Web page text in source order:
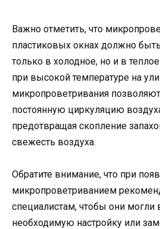
Важно отметить, что
пластиковых окнах должно
только в холодное, но и в
при высокой температуре на
микропроветривания
постоянную циркуляцию
предотвращая скопление
свежесть воздуха.
Обратите внимание, что при
микропроветриванием
специалистам, чтобы они могли
необходимую настройку или